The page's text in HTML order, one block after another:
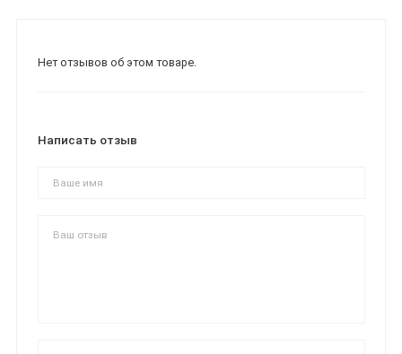
Нет отзывов об этом товаре.
Написать отзыв